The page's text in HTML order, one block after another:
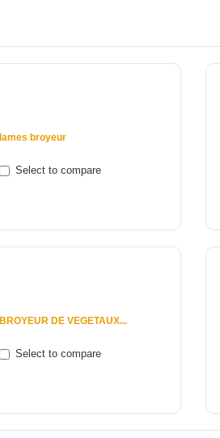
lames broyeur
Select to compare
BROYEUR DE VEGETAUX...
Select to compare